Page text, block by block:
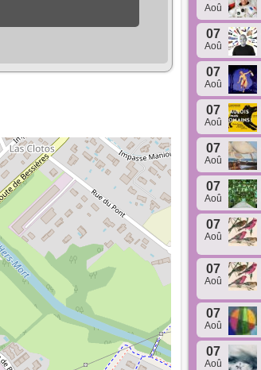
Aoû
07
Aoû
07
Aoû
07
Aoû
07
Aoû
07
Aoû
07
Aoû
07
Aoû
07
Aoû
07
Aoû